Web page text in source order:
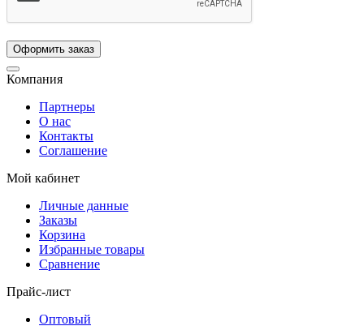
Компания
Партнеры
О нас
Контакты
Соглашение
Мой кабинет
Личные данные
Заказы
Корзина
Избранные товары
Сравнение
Прайс-лист
Оптовый